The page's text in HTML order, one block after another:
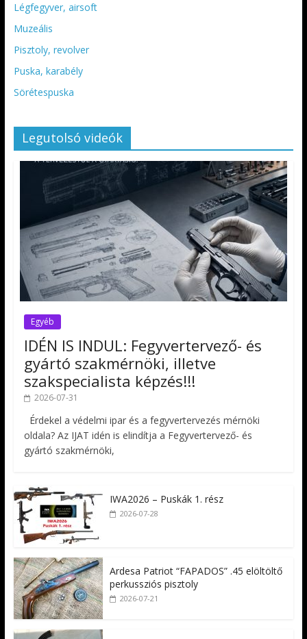
Légfegyver, airsoft
Muzeális
Pisztoly, revolver
Puska, karabély
Sörétespuska
Legutolsó videók
Egyéb
IDÉN IS INDUL: Fegyvertervező- és
gyártó szakmérnöki, illetve
szakspecialista képzés!!!
2026-07-31
Érdekel a védelmi ipar és a fegyvertervezés mérnöki
oldala? Az IJAT idén is elindítja a Fegyvertervező- és
gyártó szakmérnöki,
IWA2026 – Puskák 1. rész
2026-07-28
Ardesa Patriot “FAPADOS” .45 elöltöltő
perkussziós pisztoly
2026-07-21